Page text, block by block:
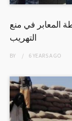
المعابر في منع
التهريب
BY 6 YEARSAGO